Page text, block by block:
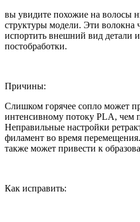
вы увидите похожие на волосы
структуры модели. Эти волокна
испортить внешний вид детали
постобработки.
Причины:
Слишком горячее сопло может
интенсивному потоку PLA, чем
Неправильные настройки
филамент во время
также может привести к
Как исправить: